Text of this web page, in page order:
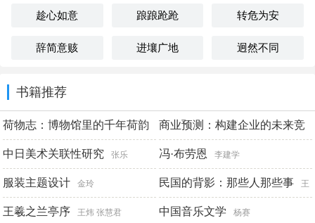
趁心如意 踉踉跄跄 转危为安
辞简意赅 进壤广地 迥然不同
书籍推荐
荷物志：博物馆里的千年荷韵
浙江省博物馆
商业预测：构建企业的未来竞
争力 王明伟
中日美术关联性研究 张乐 冯·布劳恩 李建学
服装主题设计 金玲 民国的背影：那些人那些事 王
凯
王羲之兰亭序 王炜 张慧君 中国音乐文学 杨赛